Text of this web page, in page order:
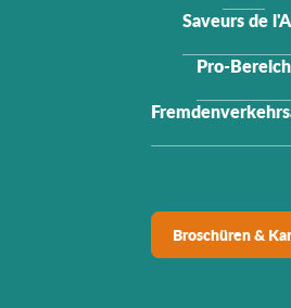
Saveurs de
Pro-Bereich
Broschüren &